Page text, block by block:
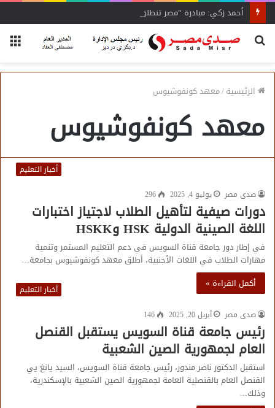
أحمد زكي: مبادرة “مصر تنطلق بالتصدير”
بحث
الرئيسية/معهد كونفوشيوس
معهد كونفوشيوس
أخبار التعليم
صدى مصر
يوليو 4, 2025 296
دورات صيفية لتأهيل الطلاب لاجتياز اختبارات
اللغة الصينية الدولية HSK وHSKK
في إطار دور جامعة قناة السويس في دعم التعليم المستمر وتنمية
مهارات الطلاب في اللغات الأجنبية، أطلق معهد كونفوشيوس بجامعة…
أكمل القراءة »
أخبار التعليم
صدى مصر
أبريل 20, 2025 146
رئيس جامعة قناة السويس يستقبل القنصل
العام لجمهورية الصين الشعبية
استقبل الدكتور ناصر مندور، رئيس جامعة قناة السويس، السيد يانغ يي
القنصل العام بالقنصلية العامة لجمهورية الصين الشعبية بالإسكندرية،
وذلك…